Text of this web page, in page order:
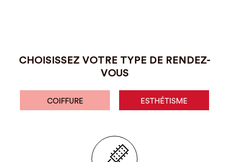
CHOISISSEZ VOTRE TYPE DE RENDEZ-
VOUS
COIFFURE ESTHÉTISME